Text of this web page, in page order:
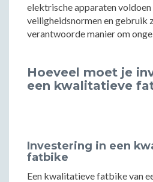
elektrische apparaten voldoen
veiligheidsnormen en gebruik
verantwoorde manier om
Hoeveel moet je
een kwalitatieve
Investering in een
fatbike
Een kwalitatieve fatbike van